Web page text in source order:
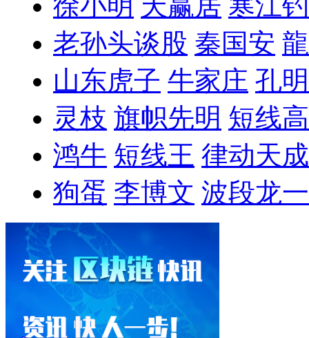
老孙头谈股 秦国安
山东虎子 牛家庄 孔
灵枝 旗帜先明 短线
鸿牛 短线王 律动天成
狗蛋 李博文 波段龙一